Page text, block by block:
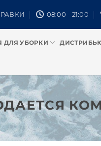
08:00 - 21:00
ДЛЯ УБОРКИ